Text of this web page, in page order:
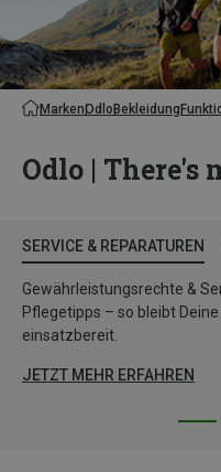
MarkenOdloBekleidung
Odlo | There's
SERVICE & REPARATUREN
Gewährleistungsrechte &
Pflegetipps – so bleibt
einsatzbereit.
JETZT MEHR ERFAHREN